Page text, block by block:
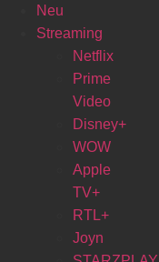
Neu
Streaming
Netflix
Prime
Video
Disney+
WOW
Apple
TV+
RTL+
Joyn